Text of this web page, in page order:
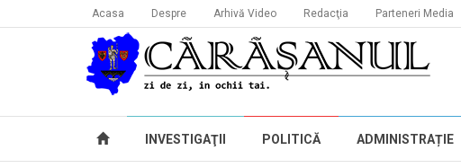
Acasa Despre Arhivă Video Redacţia Parteneri Media
INVESTIGAŢII POLITICĂ ADMINISTRAȚIE